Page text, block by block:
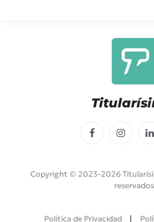
Facebook
Copyright © 2023-2026
Política de Privacidad